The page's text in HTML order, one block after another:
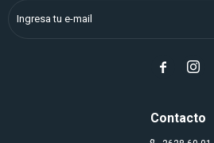
Contacto
 